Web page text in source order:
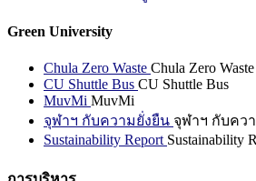
Green University
Chula Zero Waste Chula Zero Waste
CU Shuttle Bus CU Shuttle Bus
MuvMi MuvMi
จุฬาฯ กับความยั่งยืน จุฬาฯ กับคว
Sustainability Report Sustainability